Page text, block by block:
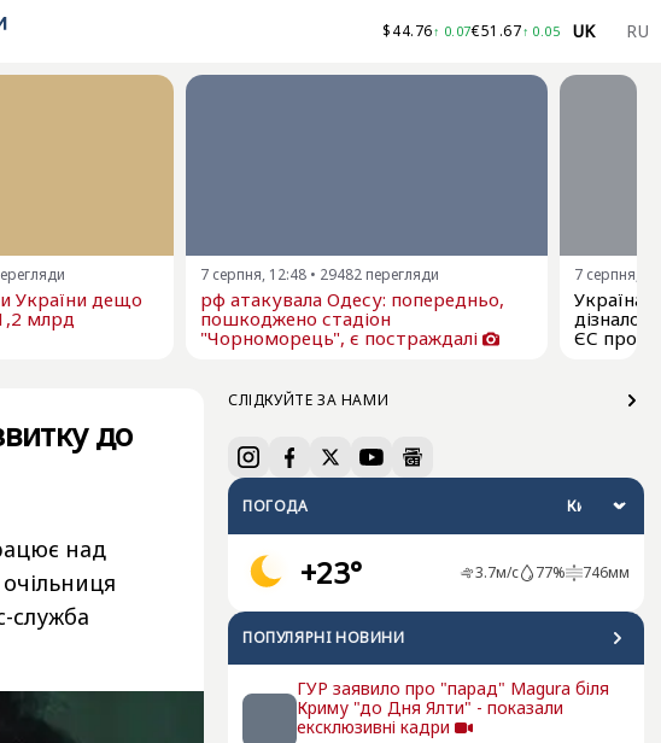
$44.76↑ 0.07€51.67↑ 0.05 UK RU
України дещо
млрд
7 серпня, 12:48 • 29482 перегляди
рф атакувала Одесу: попередньо,
пошкоджено стадіон
"Чорноморець", є постраждалі
7 серпня,
Україна
ЄС про
СЛІДКУЙТЕ ЗА НАМИ
ПОГОДА
+23° 3.7м/с 77% 746мм
ПОПУЛЯРНI НОВИНИ
ГУР заявило про "парад" Magura біля
Криму "до Дня Ялти" - показали
ексклюзивні кадри
до
над
служба